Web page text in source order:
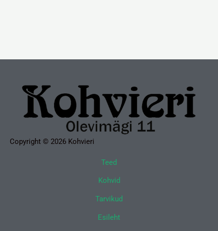
Copyright © 2026 Kohvieri
Teed
Kohvid
Tarvikud
Esileht